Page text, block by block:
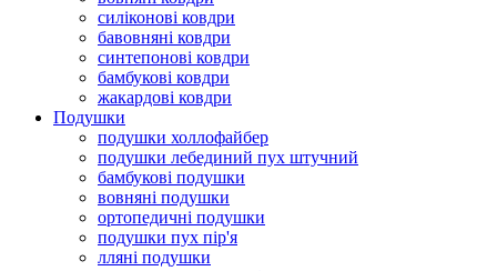
силіконові ковдри
бавовняні ковдри
синтепонові ковдри
бамбукові ковдри
жакардові ковдри
Подушки
подушки холлофайбер
подушки лебединий пух штучний
бамбукові подушки
вовняні подушки
ортопедичні подушки
подушки пух пір'я
лляні подушки